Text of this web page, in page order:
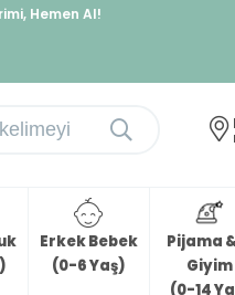
Hemen Al!
Erkek Bebek
(0-6 Yaş)
Pijama
Giyim
(0-14